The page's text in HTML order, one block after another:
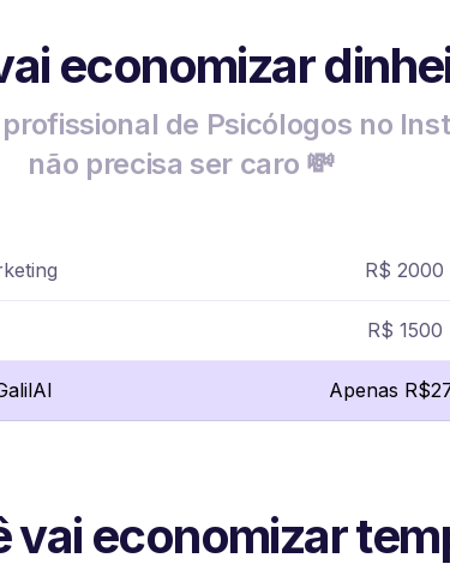
economizar
de Psicólogos no
não precisa ser caro 💸
R$ 2000
R$ 1500
Apenas
vai economizar